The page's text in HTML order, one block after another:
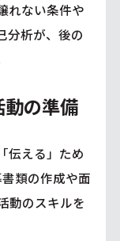
れない条件や
分析が、後の
の準備
伝える」ため
類の作成や面
動のスキルを